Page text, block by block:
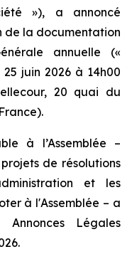
»), a annoncé
de la documentation
annuelle («
juin 2026 à 14h00
20 quai du
à l’Assemblée –
de résolutions
et les
à l'Assemblée – a
Légales